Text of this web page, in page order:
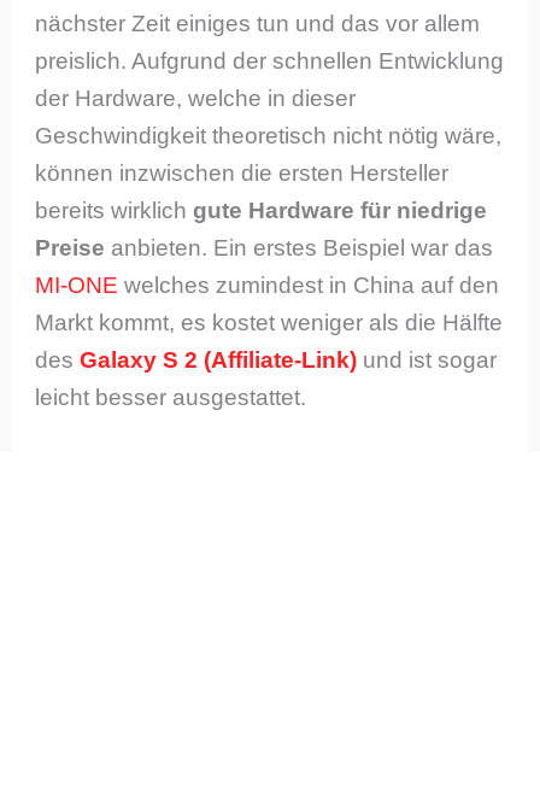
nächster Zeit einiges tun und das vor allem
preislich. Aufgrund der schnellen Entwicklung
der Hardware, welche in dieser
Geschwindigkeit theoretisch nicht nötig wäre,
können inzwischen die ersten Hersteller
bereits wirklich gute Hardware für niedrige
Preise anbieten. Ein erstes Beispiel war das
MI-ONE welches zumindest in China auf den
Markt kommt, es kostet weniger als die Hälfte
desGalaxy S 2
und ist sogar
leicht besser ausgestattet.